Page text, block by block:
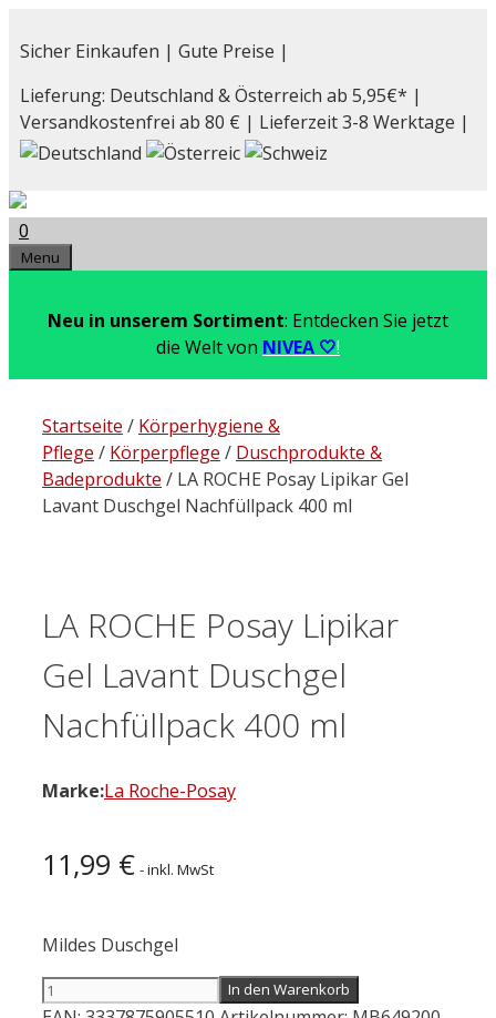
Inhalt
Sicher Einkaufen | Gute Preise |
Lieferung: Deutschland & Österreich ab 5,95€* |
Versandkostenfrei ab 80 € | Lieferzeit 3-8 Werktage |
0
Menu
Neu in unserem Sortiment: Entdecken Sie jetzt
die Welt von NIVEA 🤍!
Startseite / Körperhygiene &
Pflege / Körperpflege / Duschprodukte &
Badeprodukte / LA ROCHE Posay Lipikar Gel
Lavant Duschgel Nachfüllpack 400 ml
LA ROCHE Posay Lipikar
Gel Lavant Duschgel
Nachfüllpack 400 ml
Marke:La Roche-Posay
11,99 € - inkl. MwSt
Mildes Duschgel
LA
In den Warenkorb